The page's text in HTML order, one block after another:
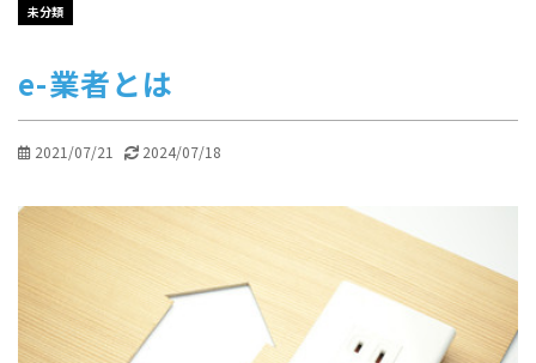
未分類
e-業者とは
2021/07/21 2024/07/18